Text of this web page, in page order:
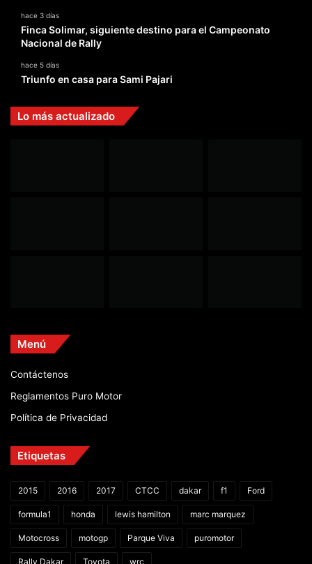
hace 3 días
Finca Solimar, siguiente destino para el Campeonato
Nacional de Rally
hace 5 días
Triunfo en casa para Sami Pajari
Lo más actualizado
Menú
Contáctenos
Reglamentos Puro Motor
Política de Privacidad
Etiquetas
2015 2016 2017 CTCC dakar f1 Ford
formula1 honda lewis hamilton marc marquez
Motocross motogp Parque Viva puromotor
Rally Dakar Toyota wrc